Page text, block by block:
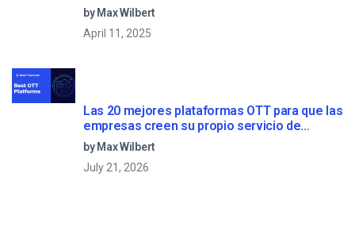
by Max Wilbert
April 11, 2025
Las 20 mejores plataformas OTT para que las
empresas creen su propio servicio de
streaming (2026)
by Max Wilbert
July 21, 2026